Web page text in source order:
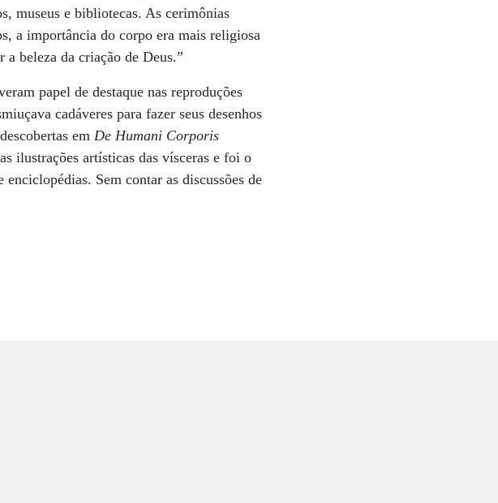
museus e bibliotecas. As cerimônias
a importância do corpo era mais religiosa
beleza da criação de Deus.”
papel de destaque nas reproduções
cadáveres para fazer seus desenhos
emDe Humani Corporis
ilustrações artísticas das vísceras e foi o
Sem contar as discussões de